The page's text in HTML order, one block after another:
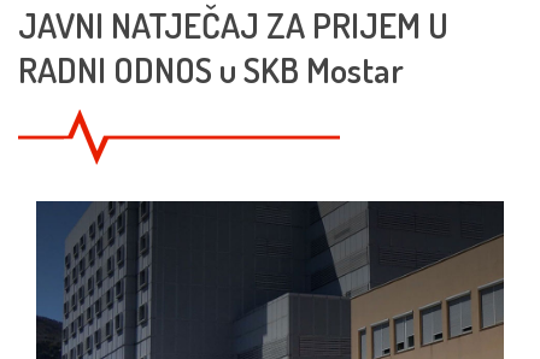
JAVNI NATJEČAJ ZA PRIJEM U
RADNI ODNOS u SKB Mostar